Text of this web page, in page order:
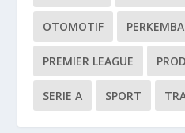
OTOMOTIF
PREMIER LEAGUE
SERIE A SPORT